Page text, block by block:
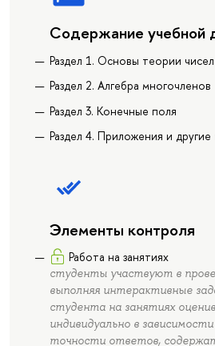
Содержание учебной
Раздел 1. Основы теории чисел
Раздел 2. Алгебра многочленов
Раздел 3. Конечные поля
Раздел 4. Приложения и
Элементы контроля
Работа на занятиях
студенты участвуют в
выполняя интерактивные
студента на занятиях
индивидуально в
точности ответов,